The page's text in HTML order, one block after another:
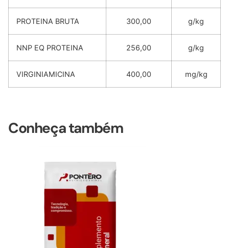
PROTEINA BRUTA 300,00 g/kg
NNP EQ PROTEINA 256,00 g/kg
VIRGINIAMICINA 400,00 mg/kg
Conheça também